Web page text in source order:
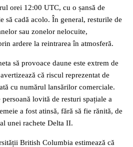
orei 12:00 UTC, cu o șansă de
să cadă acolo. În general, resturile de
sau zonelor nelocuite,
ardere la reintrarea în atmosferă.
să provoace daune este extrem de
că riscul reprezentat de
cu numărul lansărilor comerciale.
lovită de resturi spațiale a
a fost atinsă, fără să fie rănită, de
unei rachete Delta II.
British Columbia estimează că